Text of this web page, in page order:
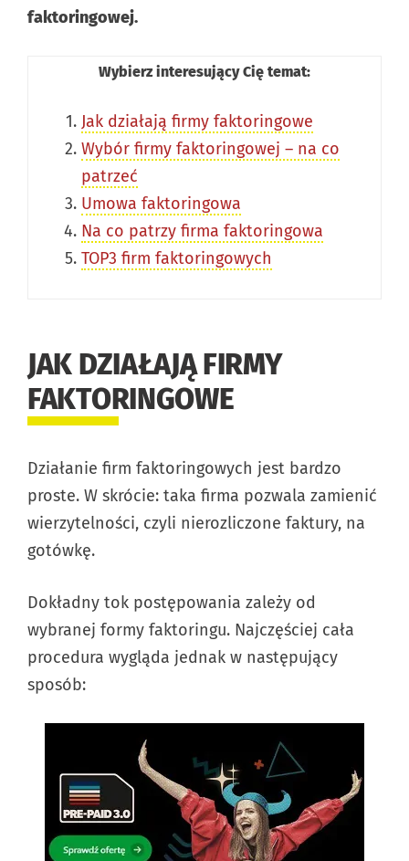
faktoringowej.
Wybierz interesujący Cię temat:
Jak działają firmy faktoringowe
Wybór firmy faktoringowej – na co
patrzeć
Umowa faktoringowa
Na co patrzy firma faktoringowa
TOP3 firm faktoringowych
JAK DZIAŁAJĄ FIRMY
FAKTORINGOWE
Działanie firm faktoringowych jest bardzo
proste. W skrócie: taka firma pozwala zamienić
wierzytelności, czyli nierozliczone faktury, na
gotówkę.
Dokładny tok postępowania zależy od
wybranej formy faktoringu. Najczęściej cała
procedura wygląda jednak w następujący
sposób: